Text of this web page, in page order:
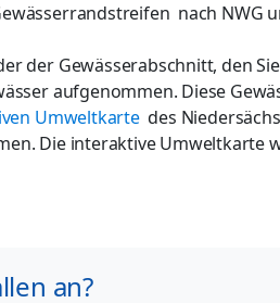
nach NWG
der Gewässerabschnitt, den
aufgenommen. Diese
Umweltkartedes
Die interaktive Umweltkarte
an?